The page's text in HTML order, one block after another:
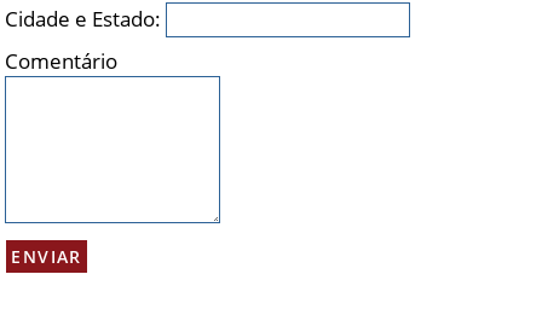
Cidade e Estado:
Comentário